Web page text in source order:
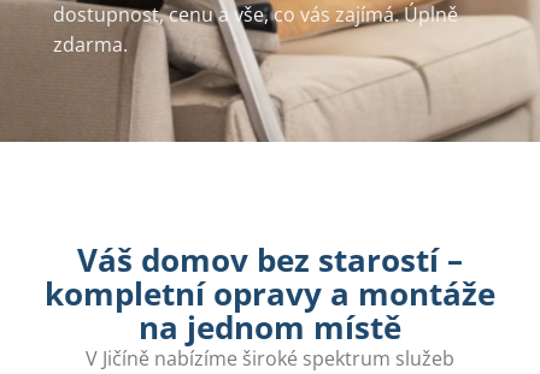
dostupnost, cenu a vše, co vás zajímá. Úplně
zdarma.
Váš domov bez starostí –
kompletní opravy a montáže
na jednom místě
V Jičíně nabízíme široké spektrum služeb